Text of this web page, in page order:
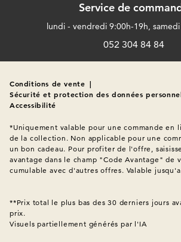
Service de
lundi - vendredi 9:00h-19h,
052 304 84 84
Conditions de vente |
Sécurité et protection des données
Accessibilité
*Uniquement valable pour une commande en
de la collection. Non applicable pour une
un bon cadeau. Pour profiter de l'offre,
avantage dans le champ "Code Avantage" de
cumulable avec d'autres offres. Valable
**Prix total le plus bas des 30 derniers jours
Visuels partiellement générés par l'IA